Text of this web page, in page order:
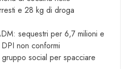
e 28 kg di droga
sequestri per 6,7 milioni e
non conformi
social per spacciare